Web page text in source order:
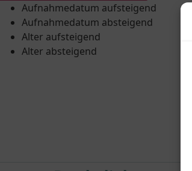
Aufnahmedatum aufsteigend
Aufnahmedatum absteigend
Alter aufsteigend
Alter absteigend